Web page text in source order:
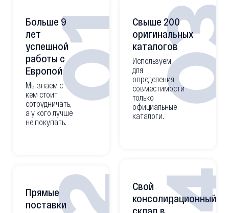
01
Больше 9
лет
успешной
работы с
Европой
Мы знаем с
кем стоит
сотрудничать,
а у кого лучше
не покупать.
Прямые
поставки
Свыше 200
оригинальных
каталогов
Используем
для
определения
совместимости
только
официальные
каталоги.
Свой
консолидационный